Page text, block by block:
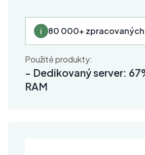
i 80 000+
Použité produkty:
- Dedikovaný server:
RAM